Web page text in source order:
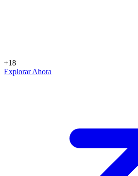
+18
Explorar Ahora